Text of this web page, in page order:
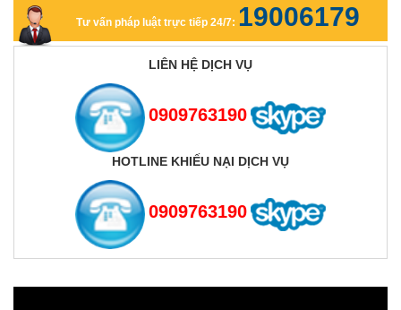
Tư vấn pháp luật trực tiếp 24/7: 19006179
LIÊN HỆ DỊCH VỤ
0909763190
HOTLINE KHIẾU NẠI DỊCH VỤ
0909763190